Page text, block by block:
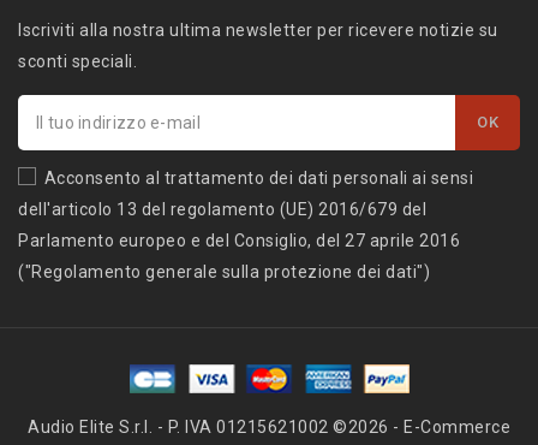
Iscriviti alla nostra ultima newsletter per ricevere notizie su
sconti speciali.
Acconsento al trattamento dei dati personali ai sensi
dell'articolo 13 del regolamento (UE) 2016/679 del
Parlamento europeo e del Consiglio, del 27 aprile 2016
("Regolamento generale sulla protezione dei dati")
Audio Elite S.r.l. - P. IVA 01215621002 ©2026 - E-Commerce